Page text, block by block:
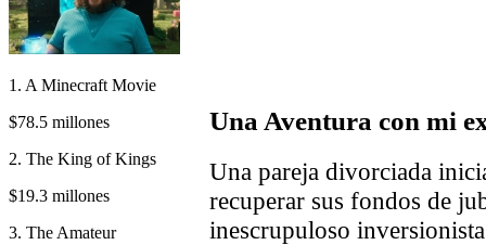
1. A Minecraft Movie
$78.5 millones
2. The King of Kings
$19.3 millones
3. The Amateur
Una Aventura con mi
Una pareja divorciada
recuperar sus fondos de
inescrupuloso